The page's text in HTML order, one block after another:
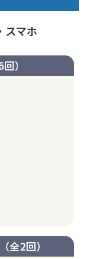
スマホ
）
全2回）